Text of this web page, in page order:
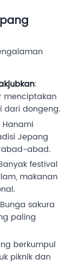
:
menciptakan
dari dongeng.
Hanami
Jepang
abad.
festival
makanan
sakura
paling
berkumpul
piknik dan